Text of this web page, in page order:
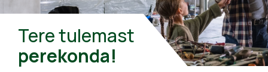
Tere tulemast
perekonda!